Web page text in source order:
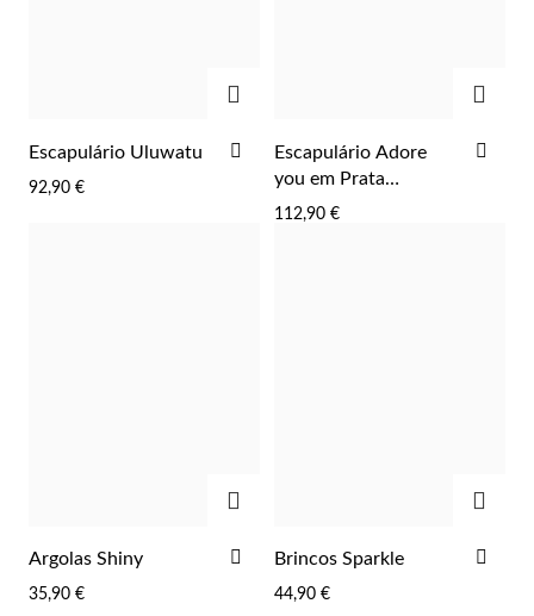
Escapulário Uluwatu
92,90 €
ADICIONAR
AOS
Escapulário Adore
you em Prata
Dourada
112,90 €
Argolas Shiny
35,90 €
ADICIONAR
FAVORITOS
Brincos Sparkle
44,90 €